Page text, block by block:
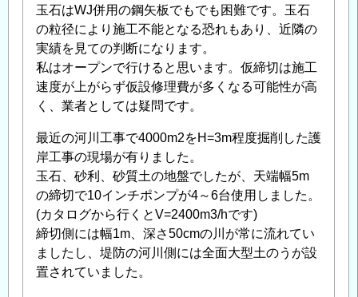
玉石はWJ併用の鋼矢板でもでも困難です。玉石
の粒径により施工不能となる恐れもあり、近隣の
実績を見ての判断になります。
私はオープンで行けると思います。仮締切は施工
速度が上がらず仮設修理費が多くなる可能性が高
く、業者としては疑問です。
最近の河川工事で4000m2をH=3m程度掘削した護
岸工事の現場が有りました。
玉石、砂利、砂質土の地盤でしたが、天端幅5m
の締切で10インチポンプが4～6台使用しました。
(カタログから行くとV=2400m3/hです)
締切側には幅1m、深さ50cmの川が常に流れてい
ましたし、堤防の河川側には全面大型土のうが設
置されていました。